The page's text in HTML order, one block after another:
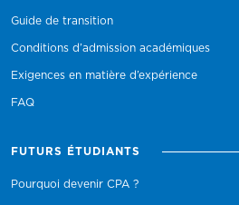
Guide de transition
Conditions d’admission académiques
Exigences en matière d’expérience
FAQ
FUTURS ÉTUDIANTS
Pourquoi devenir CPA ?